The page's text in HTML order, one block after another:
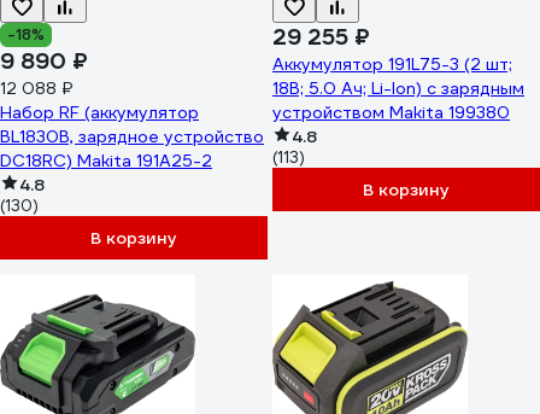
-18%
9 890 ₽
12 088 ₽
Набор RF (аккумулятор
BL1830B, зарядное устройство
DC18RC) Makita 191A25-2
4.8
(130)
В корзину
29 255 ₽
Аккумулятор 191L75-3 (2 шт;
18В; 5.0 Ач; Li-Ion) с зарядным
устройством Makita 199380
4.8
(113)
В корзину